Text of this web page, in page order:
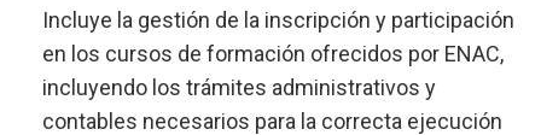
Incluye la gestión de la inscripción y participación
en los cursos de formación ofrecidos por ENAC,
incluyendo los trámites administrativos y
contables necesarios para la correcta ejecución